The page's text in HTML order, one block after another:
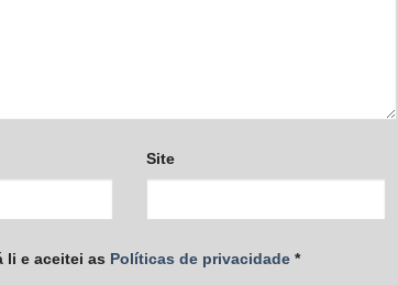
Site
li e aceitei as Políticas de privacidade *